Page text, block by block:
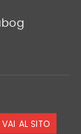
VAI AL SITO